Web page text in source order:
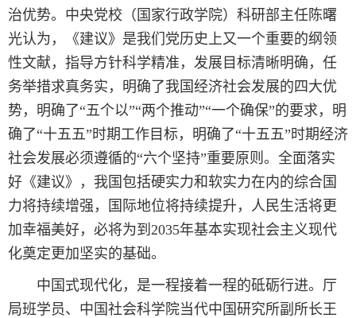
治优势。中央党校（国家行政学院）科研部主任陈曙
光认为，《建议》是我们党历史上又一个重要的纲领
性文献，指导方针科学精准，发展目标清晰明确，任
务举措求真务实，明确了我国经济社会发展的四大优
势，明确了“五个以”“两个推动”“一个确保”的要求，明
确了“十五五”时期工作目标，明确了“十五五”时期经济
社会发展必须遵循的“六个坚持”重要原则。全面落实
好《建议》，我国包括硬实力和软实力在内的综合国
力将持续增强，国际地位将持续提升，人民生活将更
加幸福美好，必将为到2035年基本实现社会主义现代
化奠定更加坚实的基础。
中国式现代化，是一程接着一程的砥砺行进。厅
局班学员、中国社会科学院当代中国研究所副所长王